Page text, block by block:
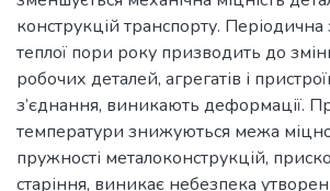
конструкцій транспорту. Періодична
теплої пори року призводить до
робочих деталей, агрегатів і
з’єднання, виникають деформації.
температури знижуються межа
пружності металоконструкцій,
старіння, виникає небезпека